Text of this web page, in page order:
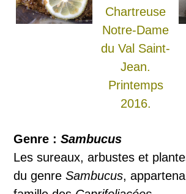
Genre :Sambucus
Les sureaux, arbustes et
du genreSambucus,